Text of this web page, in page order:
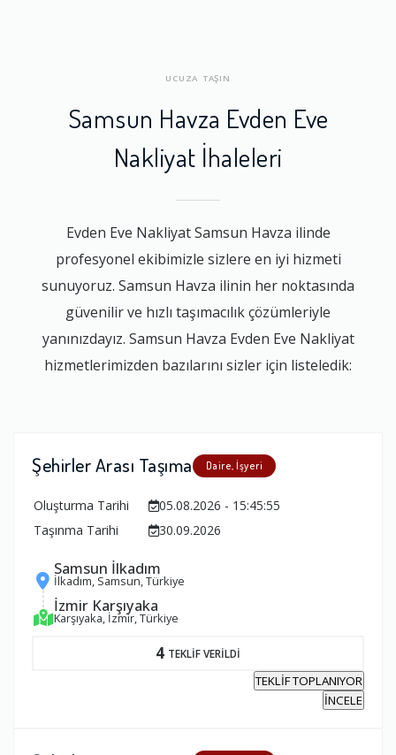
UCUZA TAŞIN
Samsun Havza Evden Eve
Nakliyat İhaleleri
Evden Eve Nakliyat Samsun Havza ilinde
profesyonel ekibimizle sizlere en iyi hizmeti
sunuyoruz. Samsun Havza ilinin her noktasında
güvenilir ve hızlı taşımacılık çözümleriyle
yanınızdayız. Samsun Havza Evden Eve Nakliyat
hizmetlerimizden bazılarını sizler için listeledik:
Şehirler Arası Taşıma Daire, İşyeri
Oluşturma Tarihi
05.08.2026 - 15:45:55
Taşınma Tarihi
30.09.2026
Samsun İlkadım
İlkadım, Samsun, Türkiye
İzmir Karşıyaka
Karşıyaka, İzmir, Türkiye
4 TEKLİF VERİLDİ
TEKLİF TOPLANIYOR
İNCELE